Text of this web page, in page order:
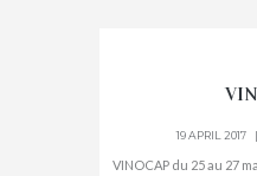
19 APRIL 2017
VINOCAP du 25 au 27